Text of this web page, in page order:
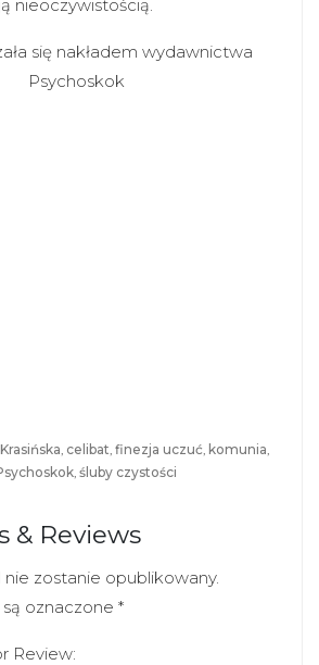
nieoczywistością.
się nakładem wydawnictwa
Psychoskok
, celibat, finezja uczuć, komunia,
, śluby czystości
& Reviews
zostanie opublikowany.
oznaczone *
Review: